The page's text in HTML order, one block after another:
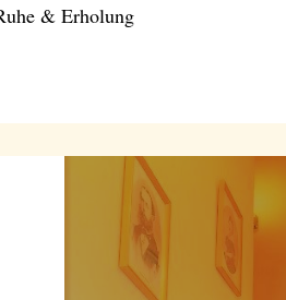
& Erholung